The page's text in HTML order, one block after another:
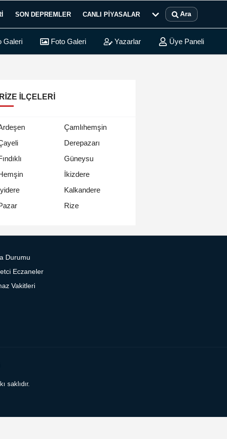
SON DEPREMLER CANLI PIYASALAR Ara
Galeri Foto Galeri Yazarlar Üye Paneli
RIZE İLÇELERI
Çamlıhemşin
Derepazarı
Güneysu
İkizdere
Kalkandere
Rize
Durumu
Eczaneler
Vakitleri
saklıdır.